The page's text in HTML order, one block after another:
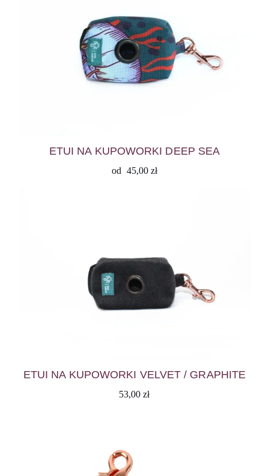
ETUI NA KUPOWORKI DEEP SEA
od 45,00 zł
ETUI NA KUPOWORKI VELVET / GRAPHITE
53,00zł